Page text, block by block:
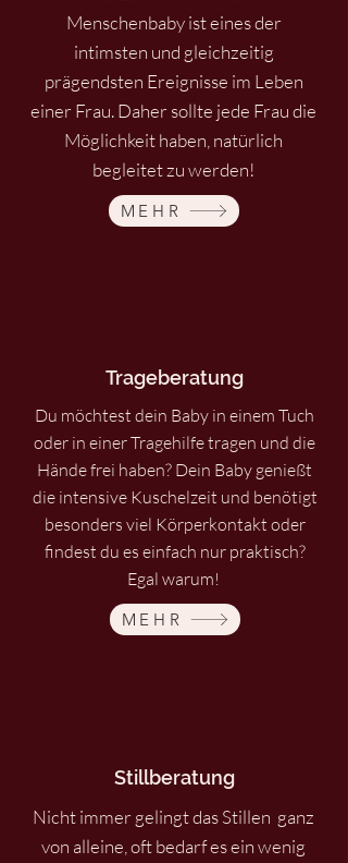
Menschenbaby ist eines der
intimsten und gleichzeitig
prägendsten Ereignisse im Leben
einer Frau. Daher sollte jede Frau die
Möglichkeit haben, natürlich
begleitet zu werden!
MEHR
Trageberatung
Du möchtest dein Baby in einem Tuch
oder in einer Tragehilfe tragen und die
Hände frei haben? Dein Baby genießt
die intensive Kuschelzeit und benötigt
besonders viel Körperkontakt oder
findest du es einfach nur praktisch?
Egal warum!
MEHR
Stillberatung
Nicht immer gelingt das Stillen ganz
von alleine, oft bedarf es ein wenig